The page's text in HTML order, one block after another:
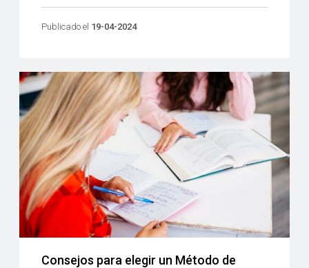
Publicado el 19-04-2024
Consejos para elegir un Método de